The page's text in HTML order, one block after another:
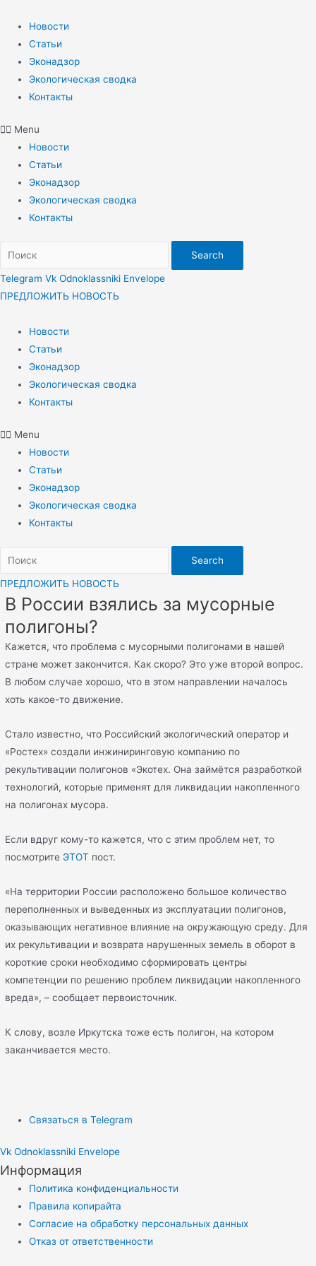
содержимому
Новости
Статьи
Эконадзор
Экологическая сводка
Контакты
Menu
Новости
Статьи
Эконадзор
Экологическая сводка
Контакты
Search
Telegram Vk Odnoklassniki Envelope
ПРЕДЛОЖИТЬ НОВОСТЬ
Новости
Статьи
Эконадзор
Экологическая сводка
Контакты
Menu
Новости
Статьи
Эконадзор
Экологическая сводка
Контакты
Search
ПРЕДЛОЖИТЬ НОВОСТЬ
В России взялись за мусорные
полигоны?
Кажется, что проблема с мусорными полигонами в нашей
стране может закончится. Как скоро? Это уже второй вопрос.
В любом случае хорошо, что в этом направлении началось
хоть какое-то движение.
Стало известно, что Российский экологический оператор и
«Ростех» создали инжиниринговую компанию по
рекультивации полигонов «Экотех. Она займётся разработкой
технологий, которые применят для ликвидации накопленного
на полигонах мусора.
Если вдруг кому-то кажется, что с этим проблем нет, то
посмотрите ЭТОТ пост.
«На территории России расположено большое количество
переполненных и выведенных из эксплуатации полигонов,
оказывающих негативное влияние на окружающую среду. Для
их рекультивации и возврата нарушенных земель в оборот в
короткие сроки необходимо сформировать центры
компетенции по решению проблем ликвидации накопленного
вреда», – сообщает первоисточник.
К слову, возле Иркутска тоже есть полигон, на котором
заканчивается место.
Связаться в Telegram
Vk Odnoklassniki Envelope
Информация
Политика конфиденциальности
Правила копирайта
Согласие на обработку персональных данных
Отказ от ответственности